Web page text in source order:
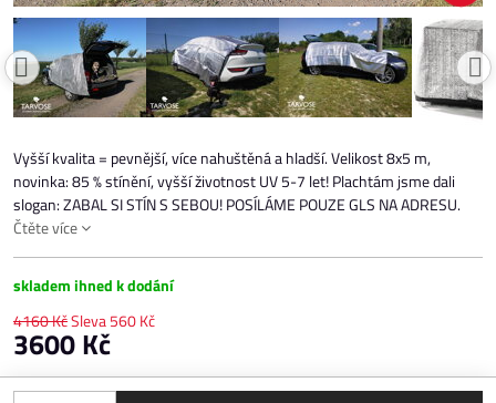
Vyšší kvalita = pevnější, více nahuštěná a hladší. Velikost 8x5 m,
novinka: 85 % stínění, vyšší životnost UV 5-7 let! Plachtám jsme dali
slogan: ZABAL SI STÍN S SEBOU! POSÍLÁME POUZE GLS NA ADRESU.
Čtěte více
skladem ihned k dodání
4160 KčSleva560 Kč
3600 Kč